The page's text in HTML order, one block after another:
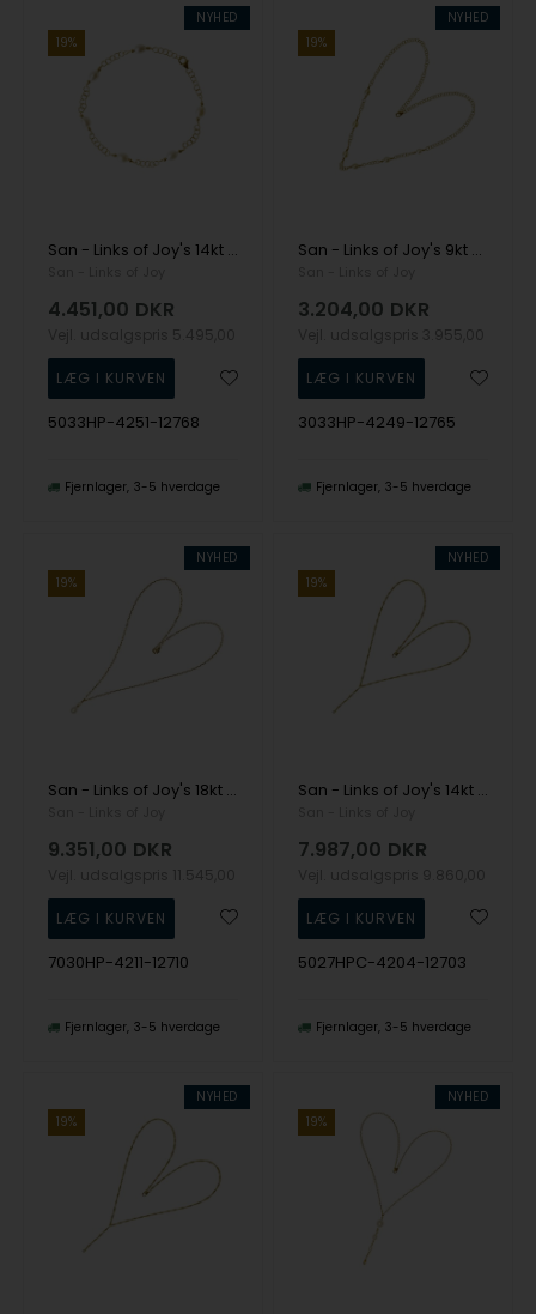
NYHED
19%
San - Links of Joy's 14kt armbånd & halskæde med ferskvandsperler 45cm
4.451,00 DKR
5033HP-4251-12768
Fjernlager 3-5 hverdage
NYHED
19%
San - Links of Joy's 9kt armbånd & halskæde med ferskvandsperler 45cm
3.204,00 DKR
3033HP-4249-12765
Fjernlager 3-5 hverdage
NYHED
19%
San - Links of Joy's 18kt halskæde med ferskvandsperler 45cm
9.351,00 DKR
7030HP-4211-12710
Fjernlager 3-5 hverdage
NYHED
19%
San - Links of Joy's 14kt halskæde med ferskvandsperle 42cm
7.987,00 DKR
5027HPC-4204-12703
Fjernlager 3-5 hverdage
NYHED
19%
NYHED
19%